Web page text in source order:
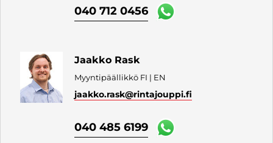
040 712 0456
Jaakko Rask
Myyntipäällikkö FI | EN
jaakko.rask@rintajouppi.fi
040 485 6199